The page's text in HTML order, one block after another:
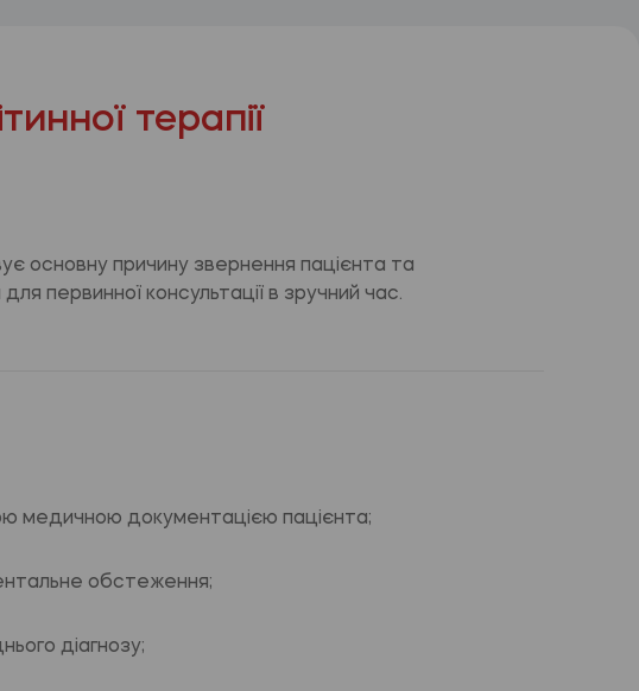
терапії
основну причину звернення пацієнта та
первинної консультації в зручний час.
медичною документацією пацієнта;
обстеження;
діагнозу;